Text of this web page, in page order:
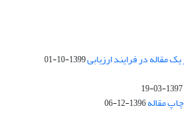
مقاله در فرایند ارزیابی1399-10-01
1397-03-19
مقاله1396-12-06